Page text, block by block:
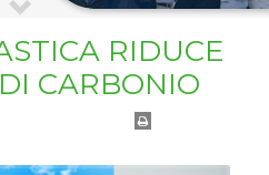
RIDUCE
CARBONIO